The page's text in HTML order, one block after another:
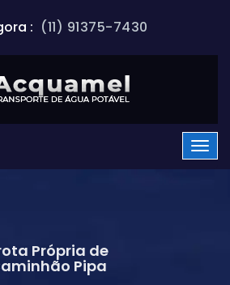
: (11) 91375-7430
Própria de
Pipa